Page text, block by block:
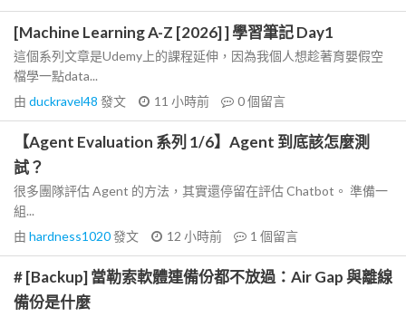
[Machine Learning A-Z [2026] ] 學習筆記 Day1
這個系列文章是Udemy上的課程延伸，因為我個人想趁著育嬰假空
檔學一點data...
由 duckravel48 發文 11 小時前 0個留言
【Agent Evaluation 系列 1/6】Agent 到底該怎麼測
試？
很多團隊評估 Agent 的方法，其實還停留在評估 Chatbot。 準備一
組...
由 hardness1020發文 12 小時前 1 個留言
# [Backup] 當勒索軟體連備份都不放過：Air Gap 與離線
備份是什麼